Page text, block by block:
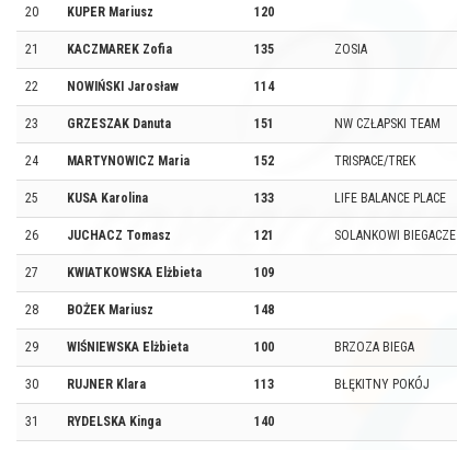
20 KUPER Mariusz 120
21 KACZMAREK Zofia 135 ZOSIA
22 NOWIŃSKI Jarosław 114
23 GRZESZAK Danuta 151 NW CZŁAPSKI TEAM
24 MARTYNOWICZ Maria 152 TRISPACE/TREK
25 KUSA Karolina 133 LIFE BALANCE PLACE
26 JUCHACZ Tomasz 121 SOLANKOWI BIEGACZE
27 KWIATKOWSKA Elżbieta 109
28 BOŻEK Mariusz 148
29 WIŚNIEWSKA Elżbieta 100 BRZOZA BIEGA
30 RUJNER Klara 113 BŁĘKITNY POKÓJ
31 RYDELSKA Kinga 140